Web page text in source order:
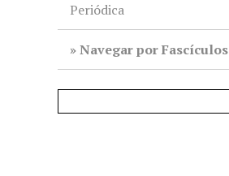
Periódica
Navegar por Fascículos